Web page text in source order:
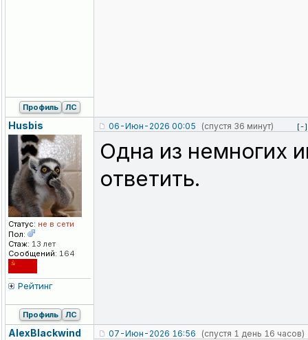
Профиль ЛС
Husbis
Статус: не в сети
Пол:
Стаж: 13 лет
Сообщений: 164
Рейтинг
06-Июн-2026 00:05 (спустя 36 минут) [-]
Одна из немногих
ответить.
Профиль ЛС
AlexBlackwind 07-Июн-2026 16:56 (спустя 1 день 16 часов)